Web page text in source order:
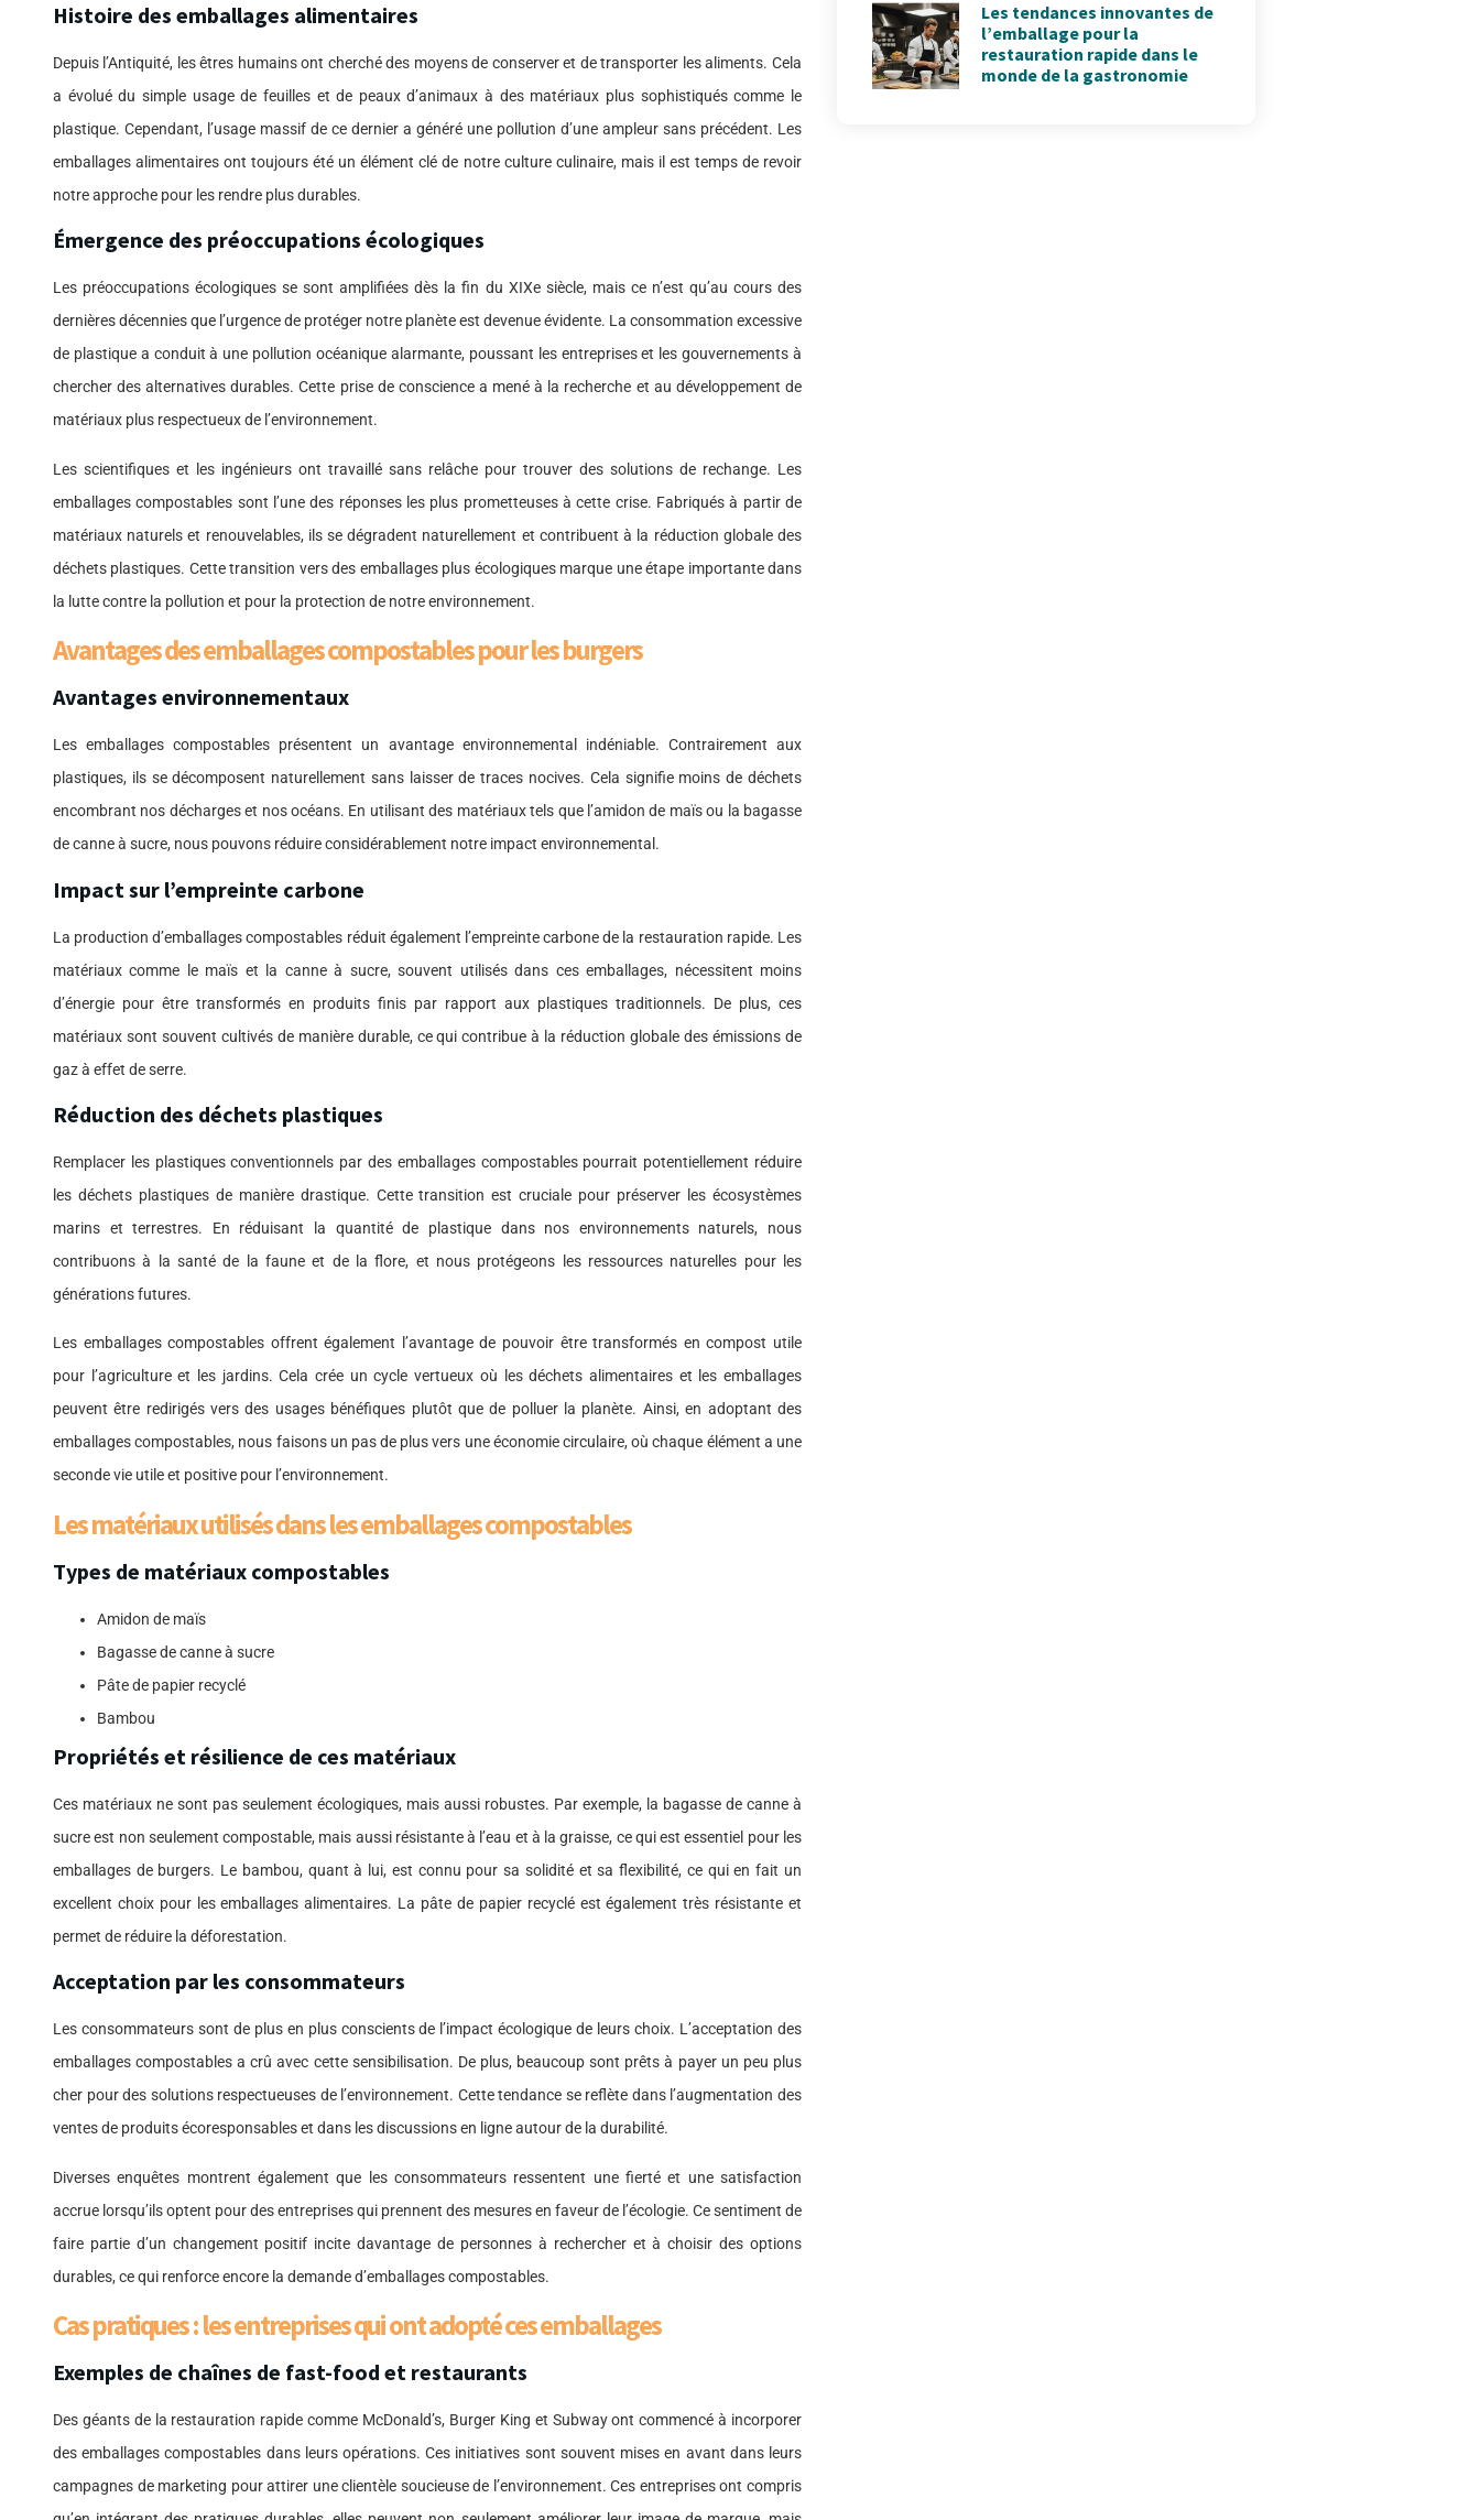
Histoire des emballages alimentaires
Depuis l’Antiquité, les êtres humains ont cherché des moyens de conserver et de transporter les aliments. Cela
a évolué du simple usage de feuilles et de peaux d’animaux à des matériaux plus sophistiqués comme le
plastique. Cependant, l’usage massif de ce dernier a généré une pollution d’une ampleur sans précédent. Les
emballages alimentaires ont toujours été un élément clé de notre culture culinaire, mais il est temps de revoir
notre approche pour les rendre plus durables.
Émergence des préoccupations écologiques
Les préoccupations écologiques se sont amplifiées dès la fin du XIXe siècle, mais ce n’est qu’au cours des
dernières décennies que l’urgence de protéger notre planète est devenue évidente. La consommation excessive
de plastique a conduit à une pollution océanique alarmante, poussant les entreprises et les gouvernements à
chercher des alternatives durables. Cette prise de conscience a mené à la recherche et au développement de
matériaux plus respectueux de l’environnement.
Les scientifiques et les ingénieurs ont travaillé sans relâche pour trouver des solutions de rechange. Les
emballages compostables sont l’une des réponses les plus prometteuses à cette crise. Fabriqués à partir de
matériaux naturels et renouvelables, ils se dégradent naturellement et contribuent à la réduction globale des
déchets plastiques. Cette transition vers des emballages plus écologiques marque une étape importante dans
la lutte contre la pollution et pour la protection de notre environnement.
Avantages des emballages compostables pour les burgers
Avantages environnementaux
Les emballages compostables présentent un avantage environnemental indéniable. Contrairement aux
plastiques, ils se décomposent naturellement sans laisser de traces nocives. Cela signifie moins de déchets
encombrant nos décharges et nos océans. En utilisant des matériaux tels que l’amidon de maïs ou la bagasse
de canne à sucre, nous pouvons réduire considérablement notre impact environnemental.
Impact sur l’empreinte carbone
La production d’emballages compostables réduit également l’empreinte carbone de la restauration rapide. Les
matériaux comme le maïs et la canne à sucre, souvent utilisés dans ces emballages, nécessitent moins
d’énergie pour être transformés en produits finis par rapport aux plastiques traditionnels. De plus, ces
matériaux sont souvent cultivés de manière durable, ce qui contribue à la réduction globale des émissions de
gaz à effet de serre.
Réduction des déchets plastiques
Remplacer les plastiques conventionnels par des emballages compostables pourrait potentiellement réduire
les déchets plastiques de manière drastique. Cette transition est cruciale pour préserver les écosystèmes
marins et terrestres. En réduisant la quantité de plastique dans nos environnements naturels, nous
contribuons à la santé de la faune et de la flore, et nous protégeons les ressources naturelles pour les
générations futures.
Les emballages compostables offrent également l’avantage de pouvoir être transformés en compost utile
pour l’agriculture et les jardins. Cela crée un cycle vertueux où les déchets alimentaires et les emballages
peuvent être redirigés vers des usages bénéfiques plutôt que de polluer la planète. Ainsi, en adoptant des
emballages compostables, nous faisons un pas de plus vers une économie circulaire, où chaque élément a une
seconde vie utile et positive pour l’environnement.
Les matériaux utilisés dans les emballages compostables
Types de matériaux compostables
Amidon de maïs
Bagasse de canne à sucre
Pâte de papier recyclé
Bambou
Propriétés et résilience de ces matériaux
Ces matériaux ne sont pas seulement écologiques, mais aussi robustes. Par exemple, la bagasse de canne à
sucre est non seulement compostable, mais aussi résistante à l’eau et à la graisse, ce qui est essentiel pour les
emballages de burgers. Le bambou, quant à lui, est connu pour sa solidité et sa flexibilité, ce qui en fait un
excellent choix pour les emballages alimentaires. La pâte de papier recyclé est également très résistante et
permet de réduire la déforestation.
Acceptation par les consommateurs
Les consommateurs sont de plus en plus conscients de l’impact écologique de leurs choix. L’acceptation des
emballages compostables a crû avec cette sensibilisation. De plus, beaucoup sont prêts à payer un peu plus
cher pour des solutions respectueuses de l’environnement. Cette tendance se reflète dans l’augmentation des
ventes de produits écoresponsables et dans les discussions en ligne autour de la durabilité.
Diverses enquêtes montrent également que les consommateurs ressentent une fierté et une satisfaction
accrue lorsqu’ils optent pour des entreprises qui prennent des mesures en faveur de l’écologie. Ce sentiment de
faire partie d’un changement positif incite davantage de personnes à rechercher et à choisir des options
durables, ce qui renforce encore la demande d’emballages compostables.
Cas pratiques : les entreprises qui ont adopté ces emballages
Exemples de chaînes de fast-food et restaurants
Des géants de la restauration rapide comme McDonald’s, Burger King et Subway ont commencé à incorporer
des emballages compostables dans leurs opérations. Ces initiatives sont souvent mises en avant dans leurs
campagnes de marketing pour attirer une clientèle soucieuse de l’environnement. Ces entreprises ont compris
Les tendances innovantes de
l’emballage pour la
restauration rapide dans le
monde de la gastronomie